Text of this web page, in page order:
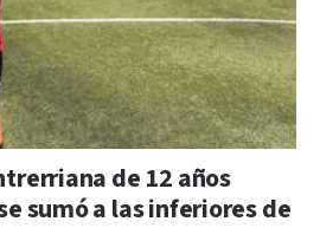
de 12 años
sumó a las inferiores de